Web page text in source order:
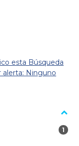
esta Búsqueda
alerta: Ninguno
o excluya
1
1